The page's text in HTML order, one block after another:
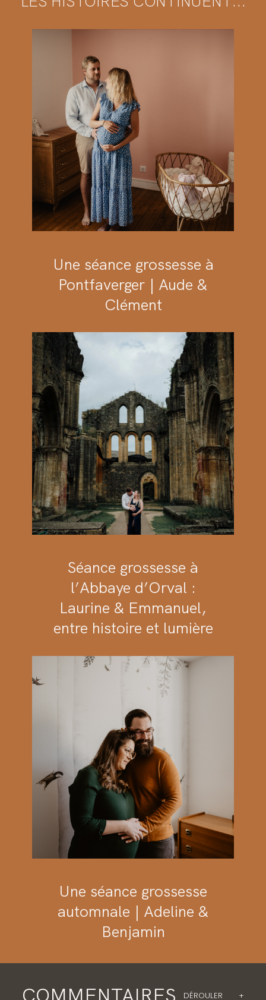
Une séance grossesse à
Pontfaverger | Aude &
Clément
Séance grossesse à
l’Abbaye d’Orval :
Laurine & Emmanuel,
entre histoire et lumière
Une séance grossesse
automnale | Adeline &
Benjamin
DÉROULER